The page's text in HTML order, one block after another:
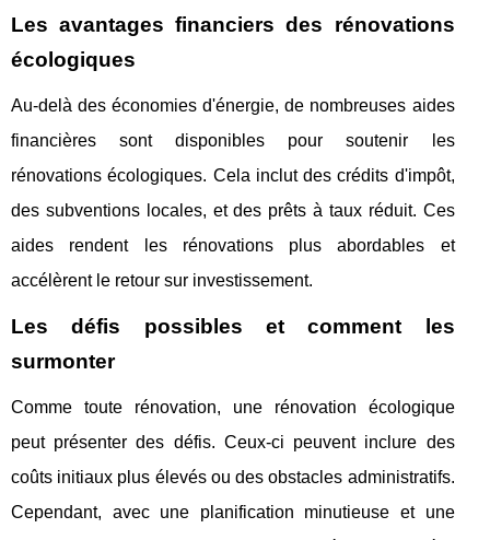
Les avantages financiers des rénovations
écologiques
Au-delà des économies d'énergie, de nombreuses aides
financières sont disponibles pour soutenir les
rénovations écologiques. Cela inclut des crédits d'impôt,
des subventions locales, et des prêts à taux réduit. Ces
aides rendent les rénovations plus abordables et
accélèrent le retour sur investissement.
Les défis possibles et comment les
surmonter
Comme toute rénovation, une rénovation écologique
peut présenter des défis. Ceux-ci peuvent inclure des
coûts initiaux plus élevés ou des obstacles administratifs.
Cependant, avec une planification minutieuse et une